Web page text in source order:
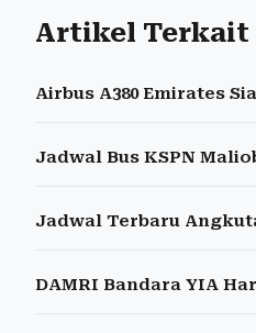
Artikel Terkait
Airbus A380 Emirates
Jadwal Bus KSPN
Jadwal Terbaru
DAMRI Bandara YIA